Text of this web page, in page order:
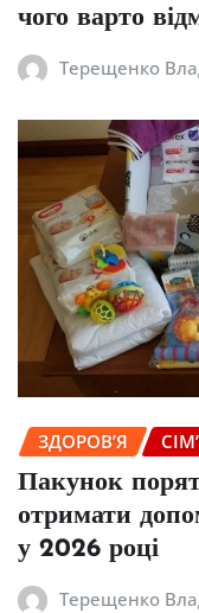
чого варто
Терещенко
ЗДОРОВ’Я
Пакунок
отримати
у 2026 році
Терещенко